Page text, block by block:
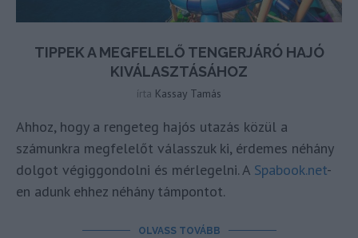
TIPPEK A MEGFELELŐ TENGERJÁRÓ HAJÓ
KIVÁLASZTÁSÁHOZ
írta Kassay Tamás
Ahhoz, hogy a rengeteg hajós utazás közül a
számunkra megfelelőt válasszuk ki, érdemes néhány
dolgot végiggondolni és mérlegelni. A Spabook.net-
en adunk ehhez néhány támpontot.
OLVASS TOVÁBB